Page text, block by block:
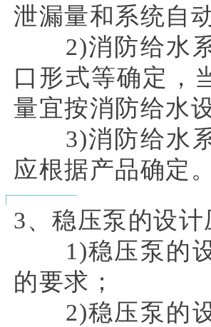
泄漏量和系统自
2)消防给水系
口形式等确定，
量宜按消防给水
3)消防给水系
应根据产品确定。
3、稳压泵的设
1)稳压泵的设
的要求；
2)稳压泵的设